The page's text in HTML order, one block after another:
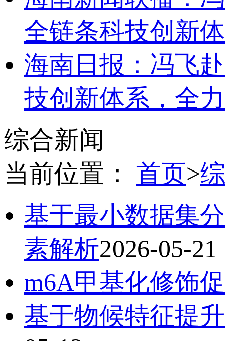
全链条科技创新
海南日报：冯飞
技创新体系，全
综合新闻
当前位置： 首页>
基于最小数据集
素解析2026-05-21
m6A甲基化修饰
基于物候特征提